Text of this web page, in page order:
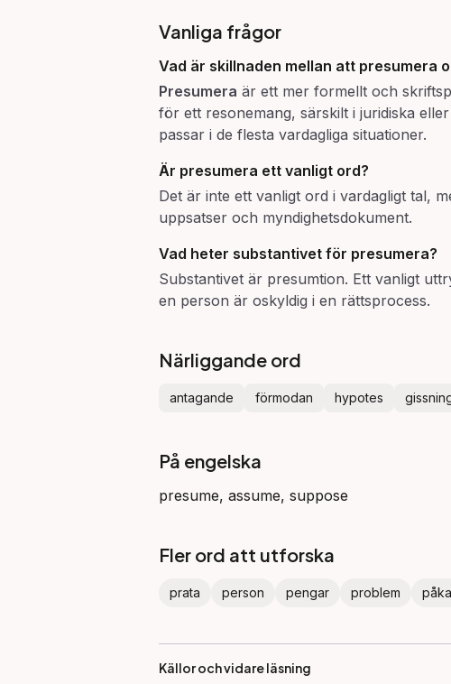
Vanliga frågor
Vad är skillnaden mellan att presumera
Presumera är ett mer formellt och
för ett resonemang, särskilt i juridiska
passar i de flesta vardagliga situationer.
Är presumera ett vanligt ord?
Det är inte ett vanligt ord i vardagligt tal,
uppsatser och myndighetsdokument.
Vad heter substantivet för presumera?
Substantivet är presumtion. Ett vanligt
en person är oskyldig i en rättsprocess.
Närliggande ord
antagande förmodan hypotes
På engelska
presume, assume, suppose
Fler ord att utforska
prata person pengar problem
Källor och vidare läsning